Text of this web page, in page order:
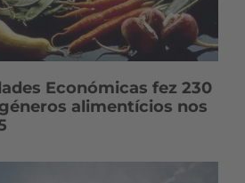
Económicas fez 230
alimentícios nos